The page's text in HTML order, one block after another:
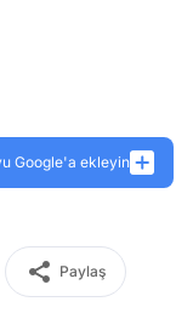
Google'a ekleyin
Paylaş